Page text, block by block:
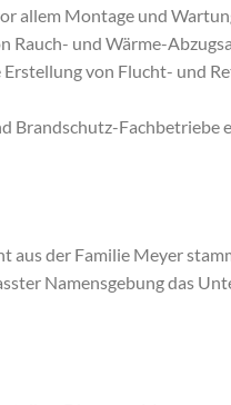
allem Montage und
und Wärme-
von Flucht- und
Fachbetriebe
aus der Familie Meyer
Namensgebung das